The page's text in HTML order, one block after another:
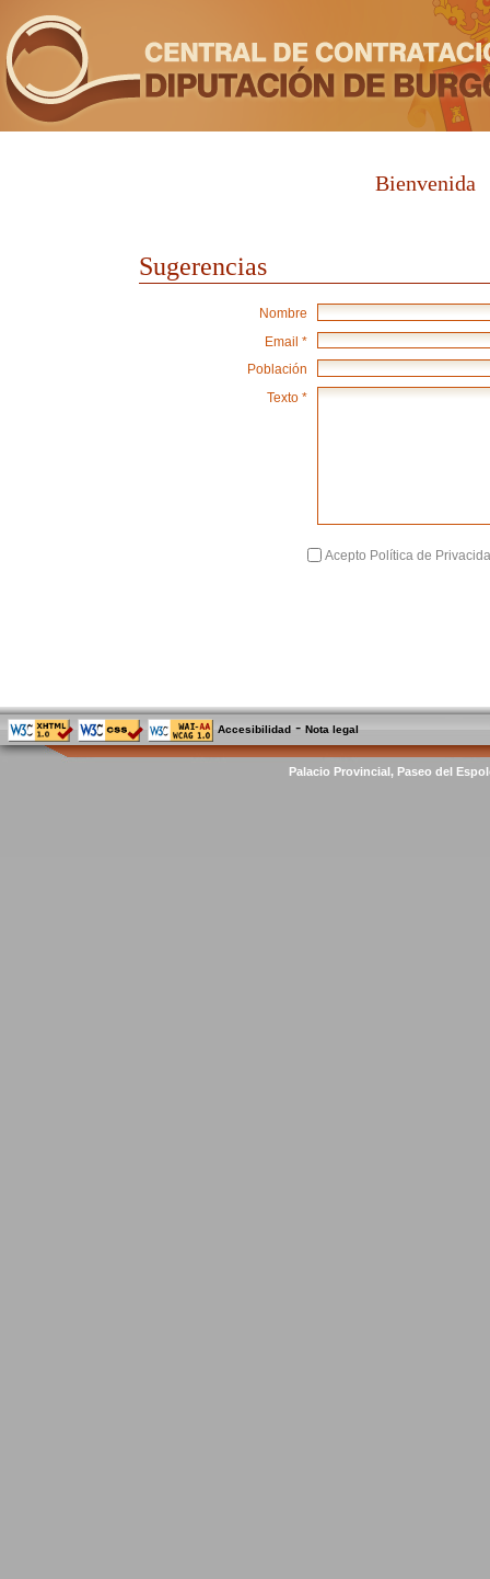
Bienvenida
Sugerencias
Nombre
Email *
Población
Texto *
Acepto Política de
Accesibilidad -Nota legal
Palacio Provincial, Paseo del